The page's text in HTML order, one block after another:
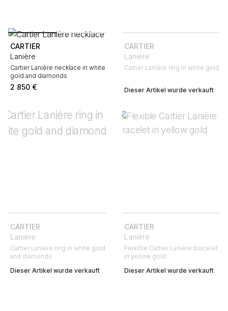
CARTIER
Lanière
Cartier Lanière necklace in white
gold and diamonds
2 850 €
CARTIER
Lanière
Cartier Lanière ring in white gold
Dieser Artikel wurde verkauft
CARTIER
Lanière
Cartier Lanière ring in white gold
and diamonds
Dieser Artikel wurde verkauft
CARTIER
Lanière
Flexible Cartier Lanière bracelet
in yellow gold
Dieser Artikel wurde verkauft